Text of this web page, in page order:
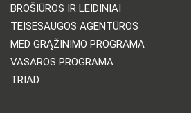
BROŠIŪROS IR LEIDINIAI
TEISĖSAUGOS AGENTŪROS
MED GRĄŽINIMO PROGRAMA
VASAROS PROGRAMA
TRIAD